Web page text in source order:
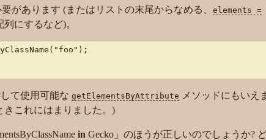
があります (またはリストの末尾からなめる、 elements =
にするなど)。
て使用可能な getElementsByAttribute メソッドにもいえ
きこれにはまりました。)
in Gecko 」のほうが正しいのでしょうか?